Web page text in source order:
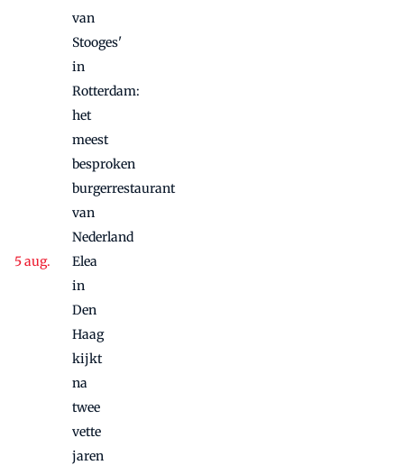
van
Stooges'
in
Rotterdam:
het
meest
besproken
burgerrestaurant
van
Nederland
Elea
in
Den
Haag
kijkt
na
twee
vette
jaren